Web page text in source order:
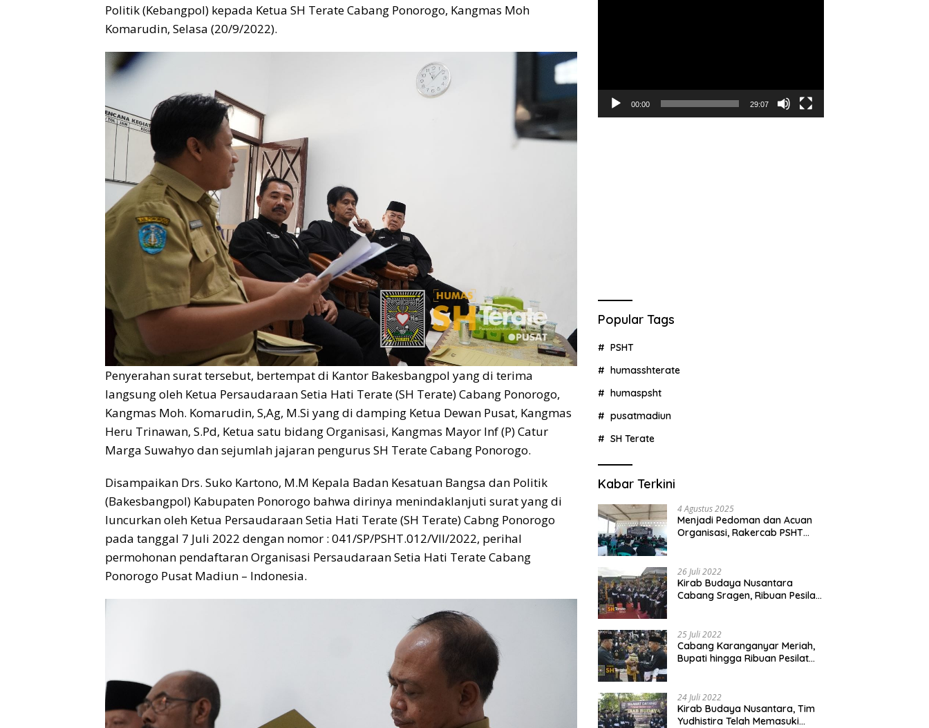
Politik (Kebangpol) kepada Ketua SH Terate Cabang Ponorogo, Kangmas Moh
Komarudin, Selasa (20/9/2022).
Penyerahan surat tersebut, bertempat di Kantor Bakesbangpol yang di terima
langsung oleh Ketua Persaudaraan Setia Hati Terate (SH Terate) Cabang Ponorogo,
Kangmas Moh. Komarudin, S,Ag, M.Si yang di damping Ketua Dewan Pusat, Kangmas
Heru Trinawan, S.Pd, Ketua satu bidang Organisasi, Kangmas Mayor Inf (P) Catur
Marga Suwahyo dan sejumlah jajaran pengurus SH Terate Cabang Ponorogo.
Disampaikan Drs. Suko Kartono, M.M Kepala Badan Kesatuan Bangsa dan Politik
(Bakesbangpol) Kabupaten Ponorogo bahwa dirinya menindaklanjuti surat yang di
luncurkan oleh Ketua Persaudaraan Setia Hati Terate (SH Terate) Cabng Ponorogo
pada tanggal 7 Juli 2022 dengan nomor : 041/SP/PSHT.012/VII/2022, perihal
permohonan pendaftaran Organisasi Persaudaraan Setia Hati Terate Cabang
Ponorogo Pusat Madiun – Indonesia.
00:00 29:07
Popular Tags
PSHT
humasshterate
humaspsht
pusatmadiun
SH Terate
Kabar Terkini
4 Agustus 2025
Menjadi Pedoman dan Acuan
Organisasi, Rakercab PSHT
Kerja, Berjalan Lancar dan
Sukses
26 Juli 2022
Kirab Budaya Nusantara
Cabang Sragen, Ribuan Pesilat
25 Juli 2022
Cabang Karanganyar Meriah,
Bupati hingga Ribuan Pesilat
24 Juli 2022
Kirab Budaya Nusantara, Tim
Yudhistira Telah Memasuki